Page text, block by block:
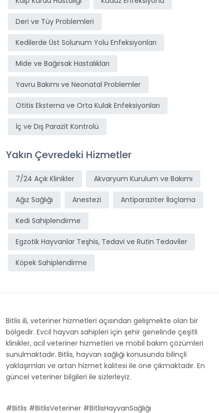
Deri ve Tüy Problemleri
Kedilerde Üst Solunum Yolu Enfeksiyonları
Mide ve Bağırsak Hastalıkları
Yavru Bakımı ve Neonatal Problemler
Otitis Eksterna ve Orta Kulak Enfeksiyonları
İç ve Dış Parazit Kontrolü
Yakın Çevredeki Hizmetler
7/24 Açık Klinikler Akvaryum Kurulum ve Bakımı
Ağız Sağlığı Anestezi Antiparaziter İlaçlama
Kedi Sahiplendirme
Egzotik Hayvanlar Teşhis, Tedavi ve Rutin Tedaviler
Köpek Sahiplendirme
Bitlis ili, veteriner hizmetleri açısından gelişmekte olan bir
bölgedir. Evcil hayvan sahipleri için şehir genelinde çeşitli
klinikler, acil veteriner hizmetleri ve mobil bakım çözümleri
sunulmaktadır. Bitlis, hayvan sağlığı konusunda bilinçli
yaklaşımları ve artan hizmet kalitesi ile öne çıkmaktadır. En
güncel veteriner bilgileri ile sizlerleyiz.
#Bitlis #BitlisVeteriner #BitlisHayvanSağlığı